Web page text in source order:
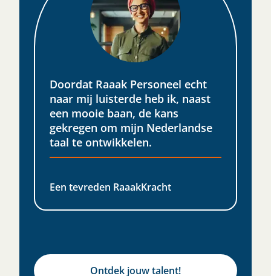
Doordat Raaak Personeel echt
naar mij luisterde heb ik, naast
een mooie baan, de kans
gekregen om mijn Nederlandse
taal te ontwikkelen.​
Een tevreden RaaakKracht
Ontdek jouw talent!